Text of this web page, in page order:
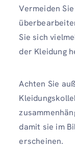
Vermeiden
Sie sich
der Kleidung
Achten Sie
damit sie im
erscheinen.